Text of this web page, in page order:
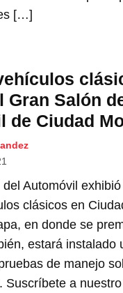
[…]
Gran Salón
de Ciudad
Automóvil exhibió
clásicos en
en donde se
estará instalado
de manejo
Suscríbete a nuestro